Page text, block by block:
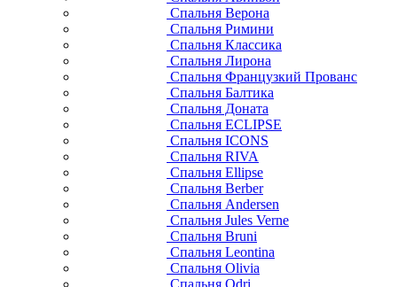
Спальня Верона
Спальня Римини
Спальня Классика
Спальня Лирона
Спальня Французкий Прованс
Спальня Балтика
Спальня Доната
Спальня ECLIPSE
Спальня ICONS
Спальня RIVA
Спальня Ellipse
Спальня Berber
Спальня Andersen
Спальня Jules Verne
Спальня Bruni
Спальня Leontina
Спальня Olivia
Спальня Odri